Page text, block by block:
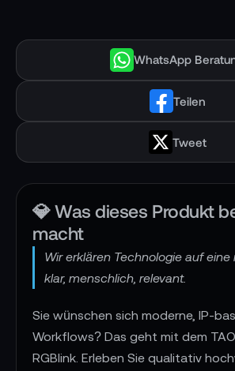
WhatsApp
Teilen
Tweet
💎 Was dieses Produkt
macht
Wir erklären Technologie auf eine
klar, menschlich, relevant.
Sie wünschen sich moderne, IP-
Workflows? Das geht mit dem TAO
RGBlink. Erleben Sie qualitativ